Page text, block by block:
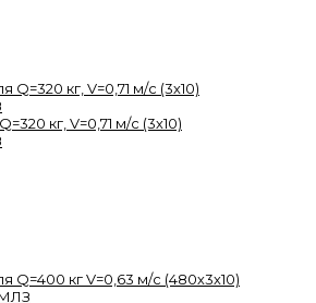
кг, V=0,71 м/с (3х10)